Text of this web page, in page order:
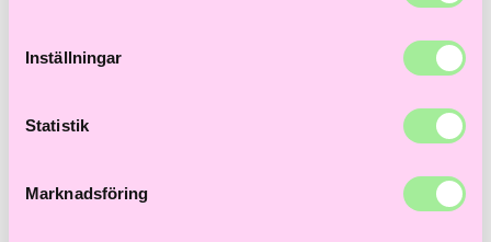
Inställningar
Statistik
Marknadsföring